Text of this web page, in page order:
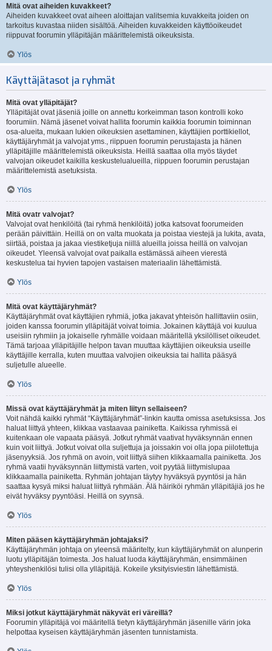
Mitä ovat aiheiden kuvakkeet?
Aiheiden kuvakkeet ovat aiheen aloittajan valitsemia kuvakkeita joiden on
tarkoitus kuvastaa niiden sisältöä. Aiheiden kuvakkeiden käyttöoikeudet
riippuvat foorumin ylläpitäjän määrittelemistä oikeuksista.
Ylös
Käyttäjätasot ja ryhmät
Mitä ovat ylläpitäjät?
Ylläpitäjät ovat jäseniä joille on annettu korkeimman tason kontrolli koko
foorumiin. Nämä jäsenet voivat hallita foorumin kaikkia foorumin toiminnan
osa-alueita, mukaan lukien oikeuksien asettaminen, käyttäjien porttikiellot,
käyttäjäryhmät ja valvojat yms., riippuen foorumin perustajasta ja hänen
ylläpitäjille määrittelemistä oikeuksista. Heillä saattaa olla myös täydet
valvojan oikeudet kaikilla keskustelualueilla, riippuen foorumin perustajan
määrittelemistä asetuksista.
Ylös
Mitä ovatr valvojat?
Valvojat ovat henkilöitä (tai ryhmä henkilöitä) jotka katsovat foorumeiden
perään päivittäin. Heillä on on valta muokata ja poistaa viestejä ja lukita, avata,
siirtää, poistaa ja jakaa viestiketjuja niillä alueilla joissa heillä on valvojan
oikeudet. Yleensä valvojat ovat paikalla estämässä aiheen vierestä
keskustelua tai hyvien tapojen vastaisen materiaalin lähettämistä.
Ylös
Mitä ovat käyttäjäryhmät?
Käyttäjäryhmät ovat käyttäjien ryhmiä, jotka jakavat yhteisön hallittaviin osiin,
joiden kanssa foorumin ylläpitäjät voivat toimia. Jokainen käyttäjä voi kuulua
useisiin ryhmiin ja jokaiselle ryhmälle voidaan määritellä yksilölliset oikeudet.
Tämä tarjoaa ylläpitäjille helpon tavan muuttaa käyttäjien oikeuksia useille
käyttäjille kerralla, kuten muuttaa valvojien oikeuksia tai hallita pääsyä
suljetulle alueelle.
Ylös
Missä ovat käyttäjäryhmät ja miten liityn sellaiseen?
Voit nähdä kaikki ryhmät “Käyttäjäryhmät”-linkin kautta omissa asetuksissa. Jos
haluat liittyä yhteen, klikkaa vastaavaa painiketta. Kaikissa ryhmissä ei
kuitenkaan ole vapaata pääsyä. Jotkut ryhmät vaativat hyväksynnän ennen
kuin voit liittyä. Jotkut voivat olla suljettuja ja joissakin voi olla jopa piilotettuja
jäsenyyksiä. Jos ryhmä on avoin, voit liittyä siihen klikkaamalla painiketta. Jos
ryhmä vaatii hyväksynnän liittymistä varten, voit pyytää liittymislupaa
klikkaamalla painiketta. Ryhmän johtajan täytyy hyväksyä pyyntösi ja hän
saattaa kysyä miksi haluat liittyä ryhmään. Älä häiriköi ryhmän ylläpitäjiä jos he
eivät hyväksy pyyntöäsi. Heillä on syynsä.
Ylös
Miten pääsen käyttäjäryhmän johtajaksi?
Käyttäjäryhmän johtaja on yleensä määritelty, kun käyttäjäryhmät on alunperin
luotu ylläpitäjän toimesta. Jos haluat luoda käyttäjäryhmän, ensimmäinen
yhteyshenkilösi tulisi olla ylläpitäjä. Kokeile yksityisviestin lähettämistä.
Ylös
Miksi jotkut käyttäjäryhmät näkyvät eri väreillä?
Foorumin ylläpitäjä voi määritellä tietyn käyttäjäryhmän jäsenille värin joka
helpottaa kyseisen käyttäjäryhmän jäsenten tunnistamista.